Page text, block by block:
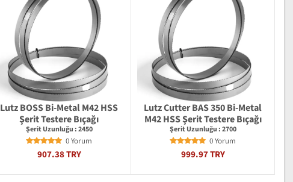
Lutz BOSS Bi-Metal M42 HSS
Şerit Testere Bıçağı
Şerit Uzunluğu : 2450
0 Yorum
907.38 TRY
Lutz Cutter BAS 350 Bi-Metal
M42 HSS Şerit Testere Bıçağı
Şerit Uzunluğu : 2700
0 Yorum
999.97 TRY